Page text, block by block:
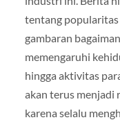
tentang popularitas
gambaran
memengaruhi
hingga aktivitas
akan terus menjadi
karena selalu